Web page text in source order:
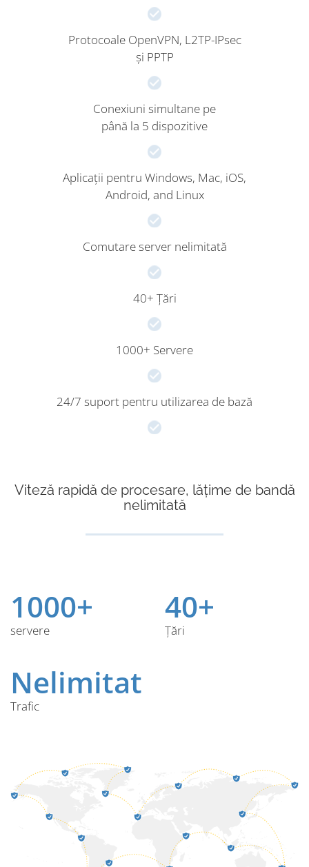
Protocoale OpenVPN, L2TP-IPsec
și PPTP
Conexiuni simultane pe
până la 5 dispozitive
Aplicații pentru Windows, Mac, iOS,
Android, and Linux
Comutare server nelimitată
40+ Țări
1000+ Servere
24/7 suport pentru utilizarea de bază
Viteză rapidă de procesare, lățime de bandă
nelimitată
1000+
servere
40+
Țări
Nelimitat
Trafic